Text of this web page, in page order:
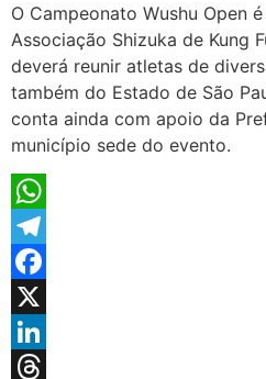
O Campeonato Wushu Open
Associação Shizuka de Kung
deverá reunir atletas de
também do Estado de São
conta ainda com apoio da
município sede do evento.
WhatsApp
Telegram
Facebook
X
LinkedIn